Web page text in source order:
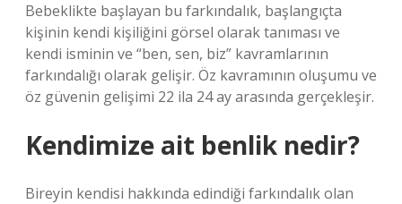
Bebeklikte başlayan bu farkındalık, başlangıçta
kişinin kendi kişiliğini görsel olarak tanıması ve
kendi isminin ve “ben, sen, biz” kavramlarının
farkındalığı olarak gelişir. Öz kavramının oluşumu ve
öz güvenin gelişimi 22 ila 24 ay arasında gerçekleşir.
Kendimize ait benlik nedir?
Bireyin kendisi hakkında edindiği farkındalık olan